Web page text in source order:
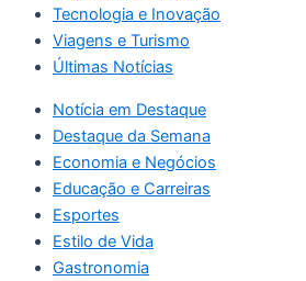
Tecnologia e Inovação
Viagens e Turismo
Últimas Notícias
Notícia em Destaque
Destaque da Semana
Economia e Negócios
Educação e Carreiras
Esportes
Estilo de Vida
Gastronomia